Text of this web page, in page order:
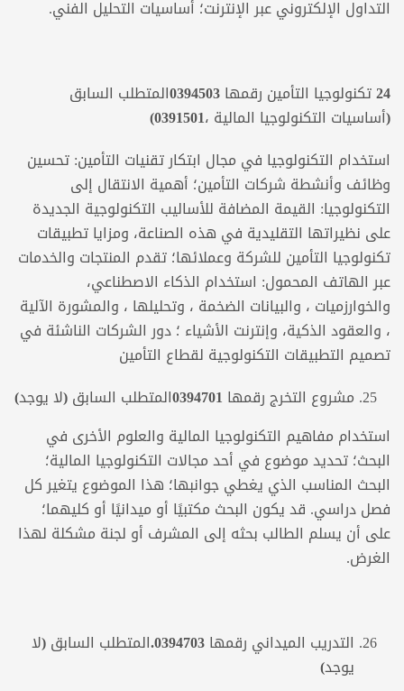
التداول الإلكتروني عبر الإنترنت؛ أساسيات التحليل الفني.
24تكنولوجيا التأمين رقمها0394503المتطلب السابق
(أساسيات التكنولوجيا المالية ،0391501
)
استخدام التكنولوجيا في مجال ابتكار تقنيات التأمين: تحسين
وظائف وأنشطة شركات التأمين؛ أهمية الانتقال إلى
التكنولوجيا: القيمة المضافة للأساليب التكنولوجية الجديدة
على نظيراتها التقليدية في هذه الصناعة، ومزايا تطبيقات
تكنولوجيا التأمين للشركة وعملائها؛ تقدم المنتجات والخدمات
عبر الهاتف المحمول: استخدام الذكاء الاصطناعي،
والخوارزميات ، والبيانات الضخمة ، وتحليلها ، والمشورة الآلية
، والعقود الذكية، وإنترنت الأشياء ؛ دور الشركات الناشئة في
تصميم التطبيقات التكنولوجية لقطاع التأمين
مشروع التخرجرقمها 0394701المتطلب السابق (لا يوجد)
استخدام مفاهيم التكنولوجيا المالية والعلوم الأخرى في
البحث؛ تحديد موضوع في أحد مجالات التكنولوجيا المالية؛
البحث المناسب الذي يغطي جوانبها؛ هذا الموضوع يتغير كل
فصل دراسي. قد يكون البحث مكتبيًا أو ميدانيًا أو كليهما؛
على أن يسلم الطالب بحثه إلى المشرف أو لجنة مشكلة لهذا
الغرض.
التدريب الميداني رقمها0394703
.المتطلب السابق (لا
يوجد)